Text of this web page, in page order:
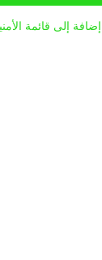
إضافة إلى قائمة